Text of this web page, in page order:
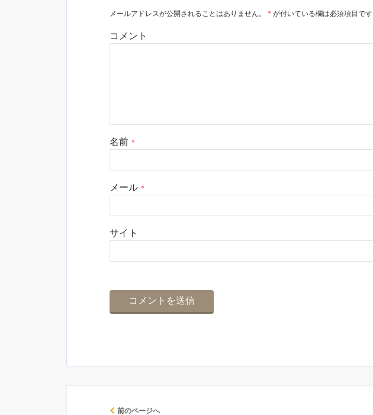
メールアドレスが公開されることはありません。 * が付いている欄は必須項目です
コメント
名前 *
メール *
サイト
前のページへ